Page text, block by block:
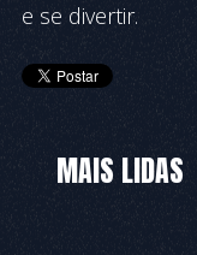
e se divertir.
MAIS LIDAS